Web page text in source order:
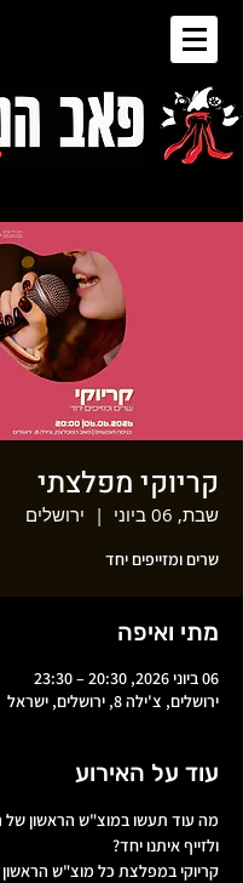
קריוקי מפלצתי
שבת, 06 ביוני
  |
ירושלים
שרים ומזייפים יחד
מתי ואיפה
06 ביוני 2026, 20:30 – 23:30
ירושלים, צ'ילה 8, ירושלים, ישראל
עוד על האירוע
מה עוד תעשו במוצ"ש הראשון
ולזייף איתנו יחד?
קריוקי במפלצת כל מוצ"ש